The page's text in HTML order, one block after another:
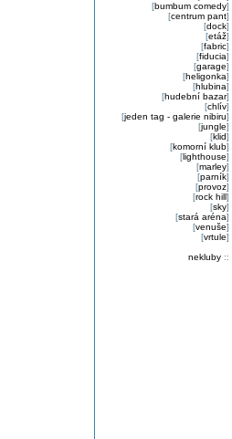
[bumbum comedy]
[centrum pant]
[dock]
[etáž]
[fabric]
[fiducia]
[garage]
[heligonka]
[hlubina]
[hudební bazar]
[chlív]
[jeden tag - galerie nibiru]
[jungle]
[klid]
[komorní klub]
[lighthouse]
[marley]
[parník]
[provoz]
[rock hill]
[sky]
[stará aréna]
[venuše]
[vrtule]
nekluby::